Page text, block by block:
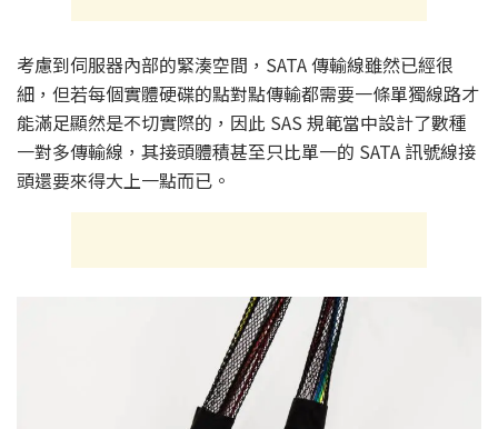
考慮到伺服器內部的緊湊空間，SATA 傳輸線雖然已經很
細，但若每個實體硬碟的點對點傳輸都需要一條單獨線路才
能滿足顯然是不切實際的，因此 SAS 規範當中設計了數種
一對多傳輸線，其接頭體積甚至只比單一的 SATA 訊號線接
頭還要來得大上一點而已。